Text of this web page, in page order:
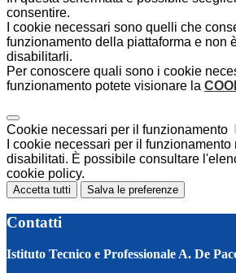
consentire.
I cookie necessari sono quelli che
funzionamento della piattaforma e non
disabilitarli.
Per conoscere quali sono i cookie
funzionamento potete visionare la
Cookie necessari per il funzionamento
I cookie necessari per il
disabilitati. È possibile consultare
cookie policy.
Accetta tutti Salva le preferenze
Contatti
Istituto Tecnico e Professionale A. De